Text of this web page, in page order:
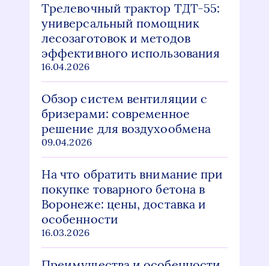
Трелевочный трактор ТДТ-55:
универсальный помощник
лесозаготовок и методов
эффективного использования
16.04.2026
Обзор систем вентиляции с
бризерами: современное
решение для воздухообмена
09.04.2026
На что обратить внимание при
покупке товарного бетона в
Воронеже: цены, доставка и
особенности
16.03.2026